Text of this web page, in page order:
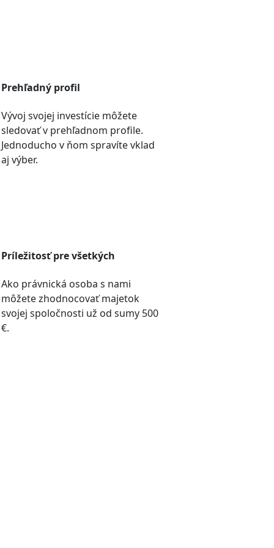
Prehľadný profil
Vývoj svojej investície môžete
sledovať v prehľadnom profile.
Jednoducho v ňom spravíte vklad
aj výber.
Príležitosť pre všetkých
Ako právnická osoba s nami
môžete zhodnocovať majetok
svojej spoločnosti už od sumy 500
€.